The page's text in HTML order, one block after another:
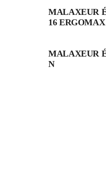
MALAXEUR
16 ERGOMAX
MALAXEUR
N